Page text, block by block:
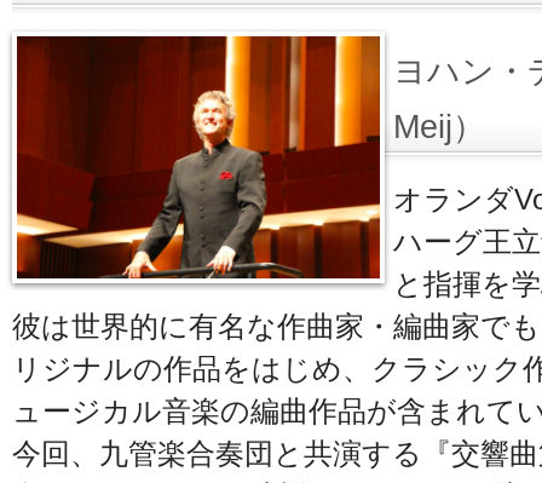
ヨハン・
Meij）
オランダ
ハーグ王
と指揮を
彼は世界的に有名な作曲家・編曲家で
リジナルの作品をはじめ、クラシック
ュージカル音楽の編曲作品が含まれて
今回、九管楽合奏団と共演する『交響